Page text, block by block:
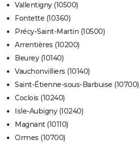
Vallentigny (10500)
Fontette (10360)
Précy-Saint-Martin (10500)
Arrentières (10200)
Beurey (10140)
Vauchonvilliers (10140)
Saint-Étienne-sous-Barbuise (10700)
Coclois (10240)
Isle-Aubigny (10240)
Magnant (10110)
Ormes (10700)